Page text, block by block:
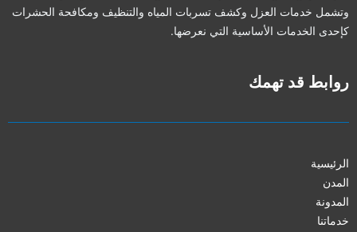
وتشمل خدمات العزل وكشف تسربات المياه والتنظيف ومكافحة الحشرات
كإحدى الخدمات الأساسية التي نعرضها.
روابط قد تهمك
الرئيسية
المدن
المدونة
خدماتنا